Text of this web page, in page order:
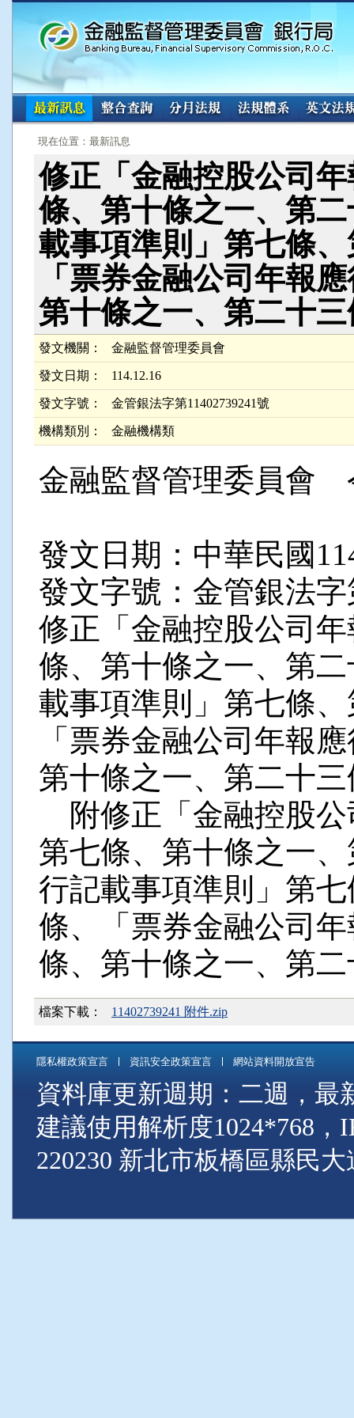
:::
現在位置：最新訊息
修正「金融控股公司
條、第十條之一、第
載事項準則」第七條
「票券金融公司年報
第十條之一、第二十
發文機關： 金融監督管理委員會
發文日期： 114.12.16
發文字號： 金管銀法字第11402739241號
機構類別： 金融機構類
金融監督管理委員會
發文日期：中華民國
發文字號：金管銀法字
修正「金融控股公司
條、第十條之一、第
載事項準則」第七條
「票券金融公司年報
第十條之一、第二十
附修正「金融控股公
第七條、第十條之一
行記載事項準則」第
條、「票券金融公司
條、第十條之一、第
檔案下載： 11402739241 附件.zip
隱私權政策宣言 資訊安全政策宣言 網站資料開放宣告
資料庫更新週期：二週，最
建議使用解析度1024*768
220230 新北市板橋區縣民